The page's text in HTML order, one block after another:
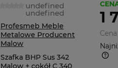
undefined
undefined
Profesmeb Meble
Metalowe Producent
Malow
Szafka BHP Sus 342
Malow + cokół C 340
1